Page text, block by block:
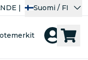
| Suomi / FI